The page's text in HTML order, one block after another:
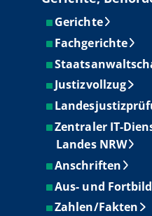
Gerichte
Fachgerichte
Justizvollzug
Zentraler IT-
Landes NRW
Anschriften
Aus- und
Zahlen/Fakten